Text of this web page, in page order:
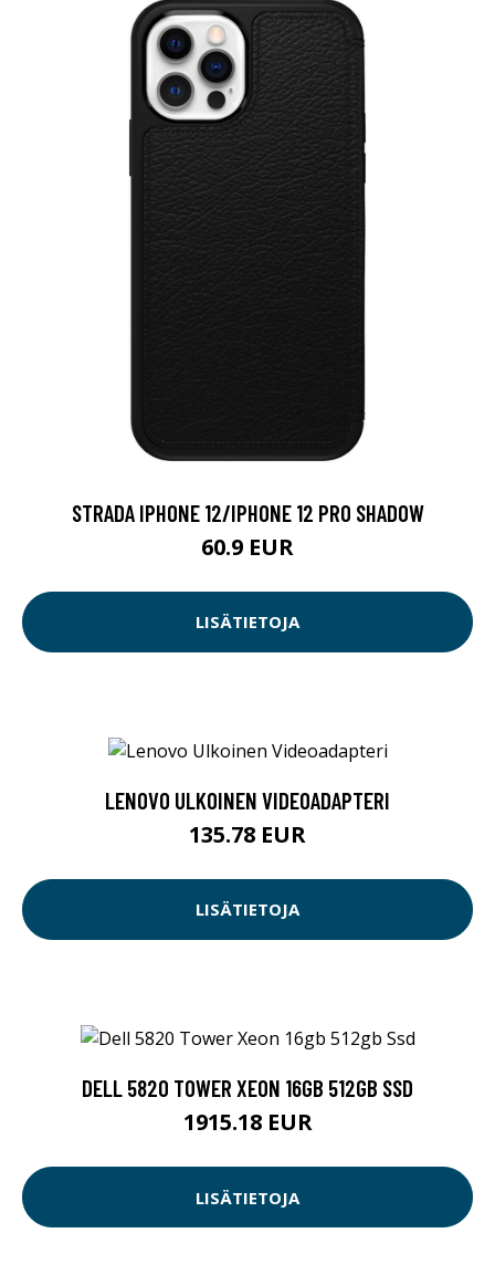
STRADA IPHONE 12/IPHONE 12 PRO SHADOW
60.9 EUR
LISÄTIETOJA
LENOVO ULKOINEN VIDEOADAPTERI
135.78 EUR
LISÄTIETOJA
DELL 5820 TOWER XEON 16GB 512GB SSD
1915.18 EUR
LISÄTIETOJA